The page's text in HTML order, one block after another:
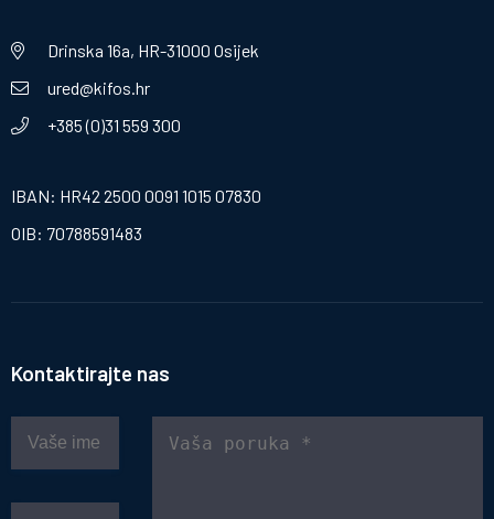
Drinska 16a, HR-31000 Osijek
ured@kifos.hr
+385 (0)31 559 300
IBAN: HR42 2500 0091 1015 07830
OIB: 70788591483
Kontaktirajte nas